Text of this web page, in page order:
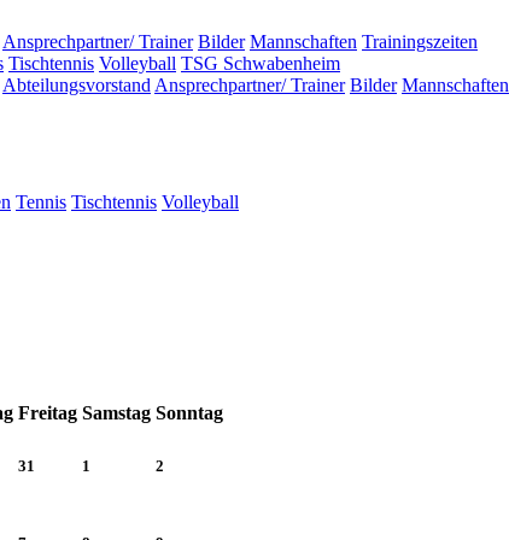
Ansprechpartner/ Trainer Bilder Mannschaften Trainingszeiten
Tischtennis Volleyball TSG Schwabenheim
Abteilungsvorstand Ansprechpartner/ Trainer Bilder Mannschaften
Tennis Tischtennis Volleyball
Freitag Samstag Sonntag
31 1 2